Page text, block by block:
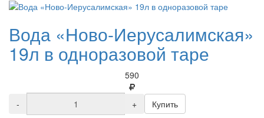
Вода «Ново-Иерусалимская»
19л в одноразовой таре
590
- +
Купить